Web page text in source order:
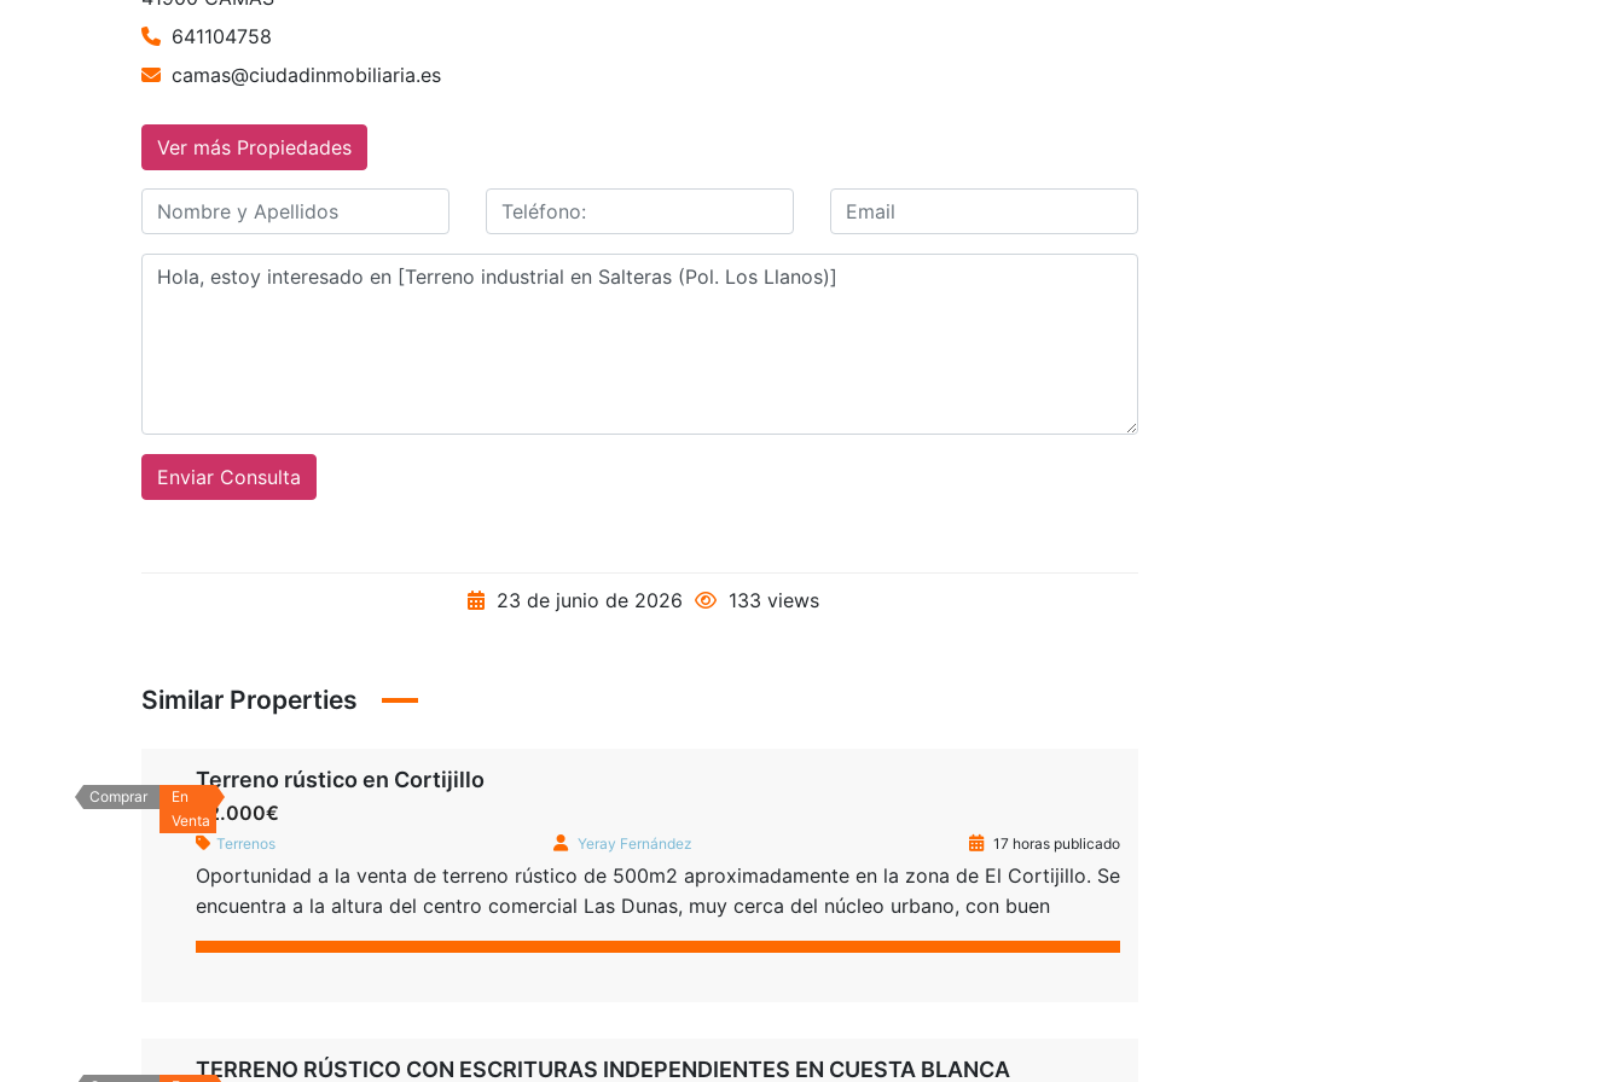
641104758
camas@ciudadinmobiliaria.es
Ver más Propiedades
Enviar Consulta
23 de junio de 2026 133 views
Similar Properties
En
Venta
Comprar
Terreno rústico en Cortijillo
22.000€
Terrenos Yeray Fernández 17 horas publicado
Oportunidad a la venta de terreno rústico de 500m2 aproximadamente en la zona de El Cortijillo. Se
encuentra a la altura del centro comercial Las Dunas, muy cerca del núcleo urbano, con buen
acceso y muy bien comunicado. Parcela con muchas posibilidades e ideal para uso y disfrute de
TERRENO RÚSTICO CON ESCRITURAS INDEPENDIENTES EN CUESTA BLANCA